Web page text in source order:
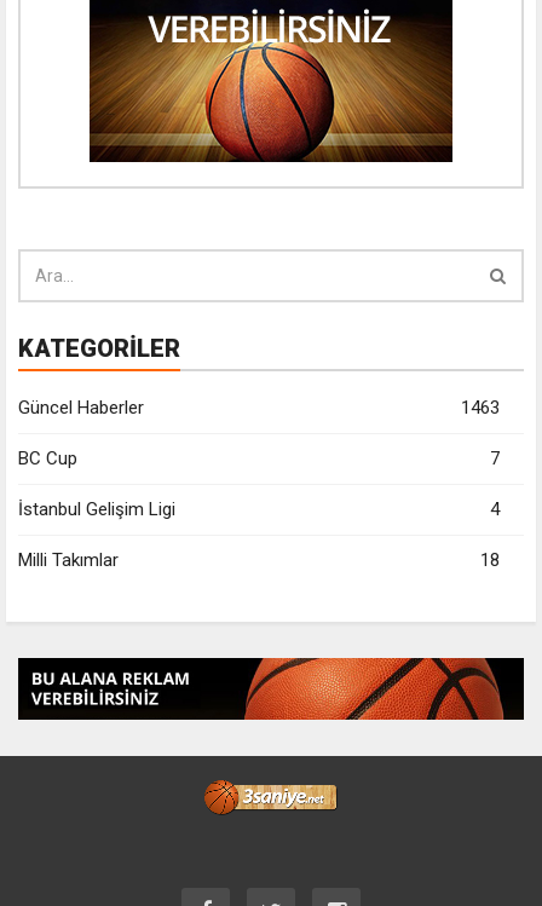
KATEGORİLER
Güncel Haberler 1463
BC Cup 7
İstanbul Gelişim Ligi 4
Milli Takımlar 18